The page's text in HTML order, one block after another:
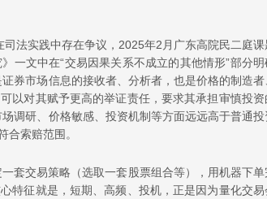
法实践中存在争议，2025年2月广东高院民二庭课
一文中在“交易因果关系不成立的其他情形”部分明
券市场信息的接收者、分析者，也是价格的制造者
以对其赋予更高的举证责任，要求其承担审慎投资
调研、价格敏感、投资机制等方面远远高于普通投
合索赔范围。
套交易策略（选取一套股票组合等），用机器下单
特征就是，短期、高频、投机，正是因为量化交易